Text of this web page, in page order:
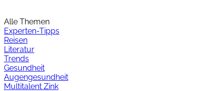
Alle Themen
Experten-Tipps
Reisen
Literatur
Trends
Gesundheit
Augengesundheit
Multitalent Zink